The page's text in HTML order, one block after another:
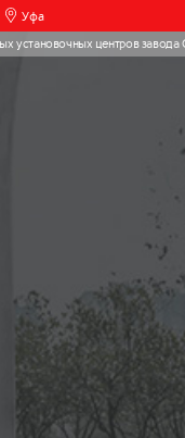
Уфа
Барнаул
Мурманск
Новочебоксарск
Пермь
установочных центров завода